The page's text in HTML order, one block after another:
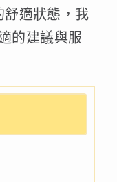
適狀態，我
的建議與服